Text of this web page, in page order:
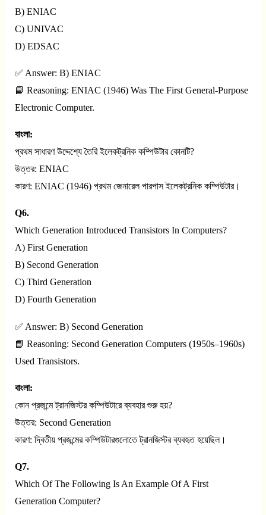
B) ENIAC
C) UNIVAC
D) EDSAC
✅ Answer: B) ENIAC
📘 Reasoning: ENIAC (1946) Was The First General-Purpose
Electronic Computer.
বাংলা:
প্রথম সাধারণ উদ্দেশ্যে তৈরি ইলেকট্রনিক কম্পিউটার কোনটি?
উত্তর: ENIAC
কারণ: ENIAC (1946) প্রথম জেনারেল পারপাস ইলেকট্রনিক কম্পিউটার।
Q6.
Which Generation Introduced Transistors In Computers?
A) First Generation
B) Second Generation
C) Third Generation
D) Fourth Generation
✅ Answer: B) Second Generation
📘 Reasoning: Second Generation Computers (1950s–1960s)
Used Transistors.
বাংলা:
কোন প্রজন্মে ট্রানজিস্টর কম্পিউটারে ব্যবহার শুরু হয়?
উত্তর: Second Generation
কারণ: দ্বিতীয় প্রজন্মের কম্পিউটারগুলোতে ট্রানজিস্টর ব্যবহৃত হয়েছিল।
Q7.
Which Of The Following Is An Example Of A First
Generation Computer?